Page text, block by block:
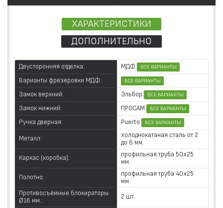
ХАРАКТЕРИСТИКИ
ДОПОЛНИТЕЛЬНО
Двусторонняя отделка: МДФ ВСЕ ВАРИАНТЫ
Варианты фрезеровки МДФ: ВСЕ ВАРИАНТЫ
Замок верхний: Эльбор ВСЕ ВАРИАНТЫ
Замок нижний: ПРОСАМ ВСЕ ВАРИАНТЫ
Ручка дверная: Puerto ВСЕ ВАРИАНТЫ
Металл:
холоднокатаная сталь от 2
до 6 мм.
Каркас (коробка):
профильная труба 50х25
мм.
Полотно:
профильная труба 40х25
мм.
Противосъёмные блокираторы
Ø16 мм.:
2 шт.